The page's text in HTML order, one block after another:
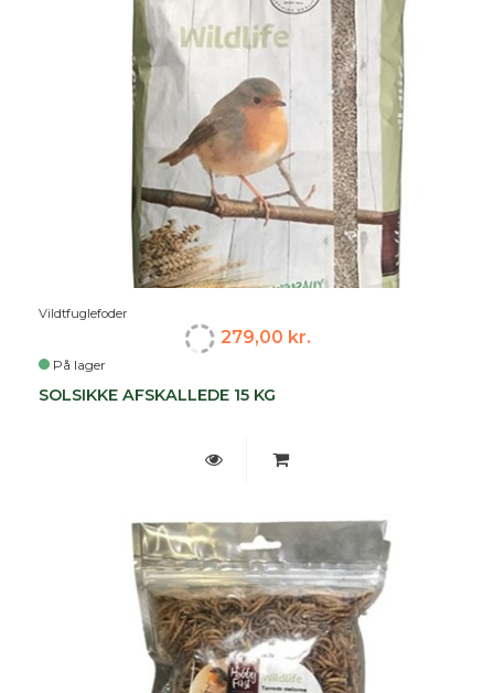
Vildtfuglefoder
På lager
279,00 kr.
SOLSIKKE AFSKALLEDE 15 KG